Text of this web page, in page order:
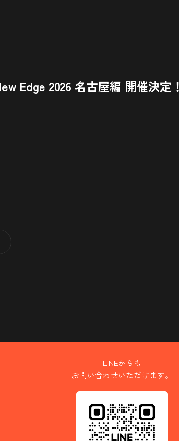
Edge 2026 名古屋編 開催決定！
LINEからも
お問い合わせいただけます。